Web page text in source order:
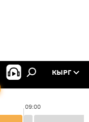
КЫРГ
09:00